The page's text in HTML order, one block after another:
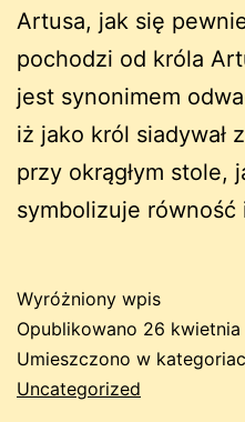
Artusa, jak się
pochodzi od króla
jest synonimem
iż jako król siadywał
przy okrągłym stole,
symbolizuje równość
Wyróżniony wpis
Opublikowano 26
Umieszczono w
Uncategorized